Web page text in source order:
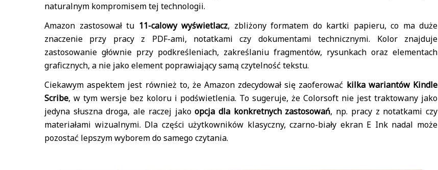
naturalnym kompromisem tej technologii.
Amazon zastosował tu 11-calowy wyświetlacz, zbliżony formatem do kartki papieru, co ma duże
znaczenie przy pracy z PDF-ami, notatkami czy dokumentami technicznymi. Kolor znajduje
zastosowanie głównie przy podkreśleniach, zakreślaniu fragmentów, rysunkach oraz elementach
graficznych, a nie jako element poprawiający samą czytelność tekstu.
Ciekawym aspektem jest również to, że Amazon zdecydował się zaoferować kilka wariantów Kindle
Scribe, w tym wersje bez koloru i podświetlenia. To sugeruje, że Colorsoft nie jest traktowany jako
jedyna słuszna droga, ale raczej jakoopcja dla konkretnych zastosowań, np. pracy z notatkami czy
materiałami wizualnymi. Dla części użytkowników klasyczny, czarno-biały ekran E Ink nadal może
pozostać lepszym wyborem do samego czytania.